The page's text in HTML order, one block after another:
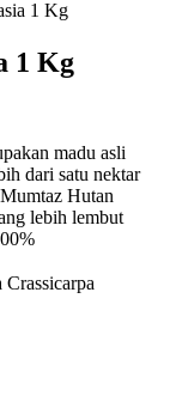
1 Kg
1 Kg
madu asli
dari satu nektar
Hutan
lebih lembut